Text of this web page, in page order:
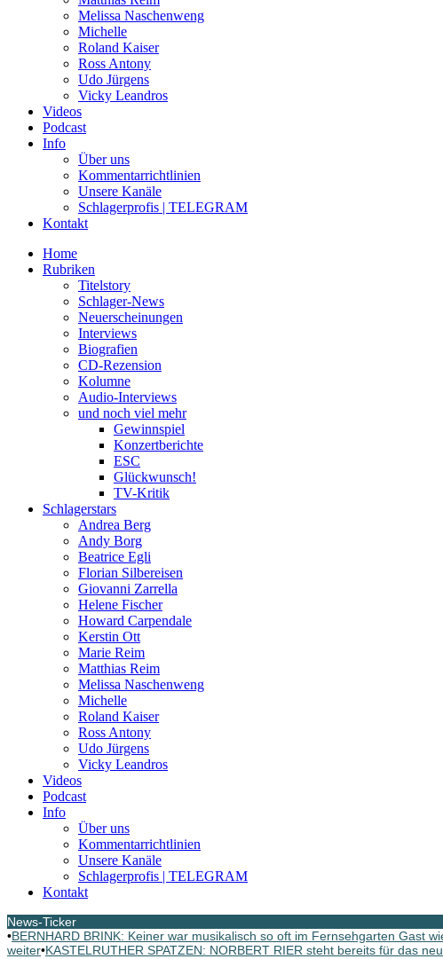
Melissa Naschenweng
Michelle
Roland Kaiser
Ross Antony
Udo Jürgens
Vicky Leandros
Videos
Podcast
Info
Über uns
Kommentarrichtlinien
Unsere Kanäle
Schlagerprofis | TELEGRAM
Kontakt
Home
Rubriken
Titelstory
Schlager-News
Neuerscheinungen
Interviews
Biografien
CD-Rezension
Kolumne
Audio-Interviews
und noch viel mehr
Gewinnspiel
Konzertberichte
ESC
Glückwunsch!
TV-Kritik
Schlagerstars
Andrea Berg
Andy Borg
Beatrice Egli
Florian Silbereisen
Giovanni Zarrella
Helene Fischer
Howard Carpendale
Kerstin Ott
Marie Reim
Matthias Reim
Melissa Naschenweng
Michelle
Roland Kaiser
Ross Antony
Udo Jürgens
Vicky Leandros
Videos
Podcast
Info
Über uns
Kommentarrichtlinien
Unsere Kanäle
Schlagerprofis | TELEGRAM
Kontakt
News-Ticker
•BERNHARD BRINK: Keiner war musikalisch so oft im Fernsehgarten Gast
weiter•KASTELRUTHER SPATZEN: NORBERT RIER steht bereits für das